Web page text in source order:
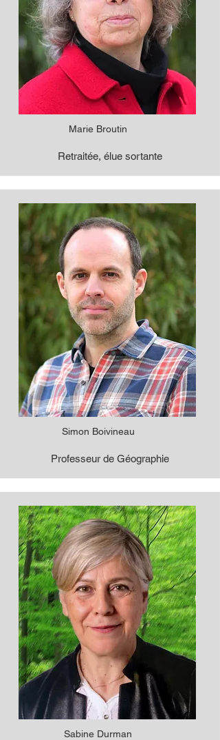
Marie Broutin
Retraitée, élue sortante
Simon Boivineau
Professeur de Géographie
Sabine Durman